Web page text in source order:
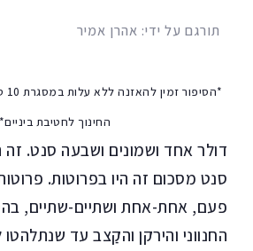
תורגם על ידי: אהרן אמיר
החינוך לחטיבת ביניים*
דולר אחד ושמונים ושבעה סנט. זה
סנט מסכום זה היו בפרוטות.
פעם, אחת-אחת ושתיים-שתיים,
החנווני והירקן והקַצב עד